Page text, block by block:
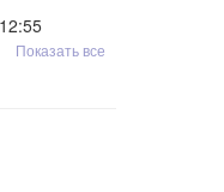
12:55
Показать все